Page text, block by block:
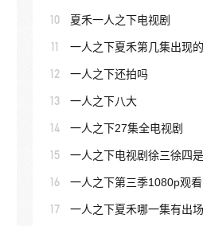
10 夏禾一人之下电视剧
11 一人之下夏禾第几集出现的
12 一人之下还拍吗
13 一人之下八大
14 一人之下27集全电视剧
15 一人之下电视剧徐三徐四
16 一人之下第三季1080p观看
17 一人之下夏禾哪一集有出场